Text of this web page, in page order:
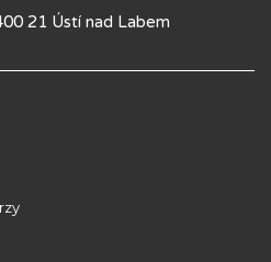
21 Ústí nad Labem